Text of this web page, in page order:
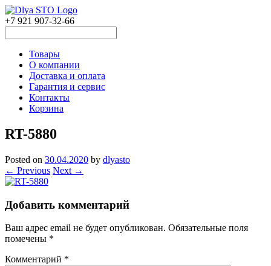
+7 921 907-32-66
Товары
О компании
Доставка и оплата
Гарантия и сервис
Контакты
Корзина
RT-5880
Posted on 30.04.2020 by dlyasto
← Previous Next →
Добавить комментарий
Ваш адрес email не будет опубликован. Обязательные поля
помечены *
Комментарий *